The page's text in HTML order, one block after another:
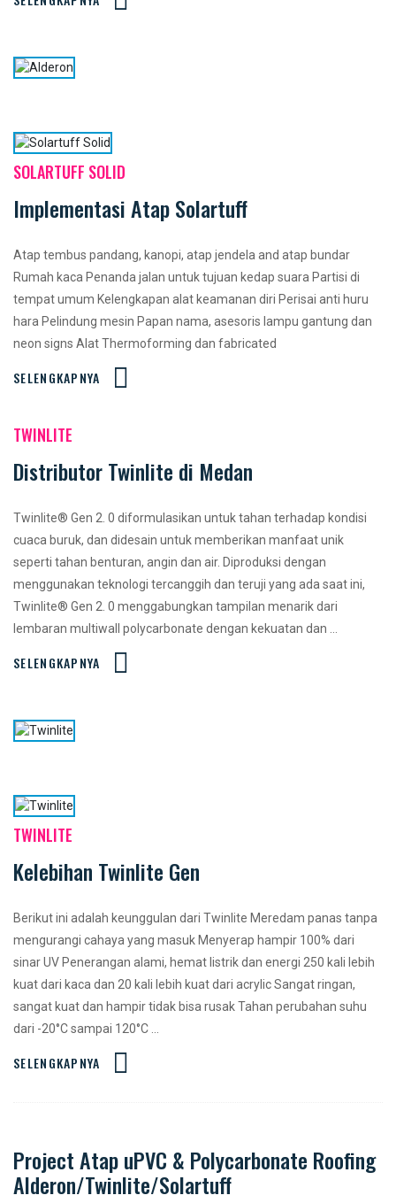
SOLARTUFF SOLID
Implementasi Atap Solartuff
Atap tembus pandang, kanopi, atap jendela and atap bundar
Rumah kaca Penanda jalan untuk tujuan kedap suara Partisi di
tempat umum Kelengkapan alat keamanan diri Perisai anti huru
hara Pelindung mesin Papan nama, asesoris lampu gantung dan
neon signs Alat Thermoforming dan fabricated
SELENGKAPNYA
TWINLITE
Distributor Twinlite di Medan
Twinlite® Gen 2. 0 diformulasikan untuk tahan terhadap kondisi
cuaca buruk, dan didesain untuk memberikan manfaat unik
seperti tahan benturan, angin dan air. Diproduksi dengan
menggunakan teknologi tercanggih dan teruji yang ada saat ini,
Twinlite® Gen 2. 0 menggabungkan tampilan menarik dari
lembaran multiwall polycarbonate dengan kekuatan dan ...
SELENGKAPNYA
TWINLITE
Kelebihan Twinlite Gen
Berikut ini adalah keunggulan dari Twinlite Meredam panas tanpa
mengurangi cahaya yang masuk Menyerap hampir 100% dari
sinar UV Penerangan alami, hemat listrik dan energi 250 kali lebih
kuat dari kaca dan 20 kali lebih kuat dari acrylic Sangat ringan,
sangat kuat dan hampir tidak bisa rusak Tahan perubahan suhu
dari -20°C sampai 120°C ...
SELENGKAPNYA
Project Atap uPVC & Polycarbonate Roofing
Alderon/Twinlite/Solartuff